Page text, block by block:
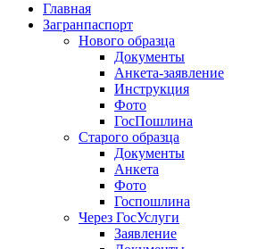
Главная
Загранпаспорт
Нового образца
Документы
Анкета-заявление
Инструкция
Фото
ГосПошлина
Старого образца
Документы
Анкета
Фото
Госпошлина
Через ГосУслуги
Заявление